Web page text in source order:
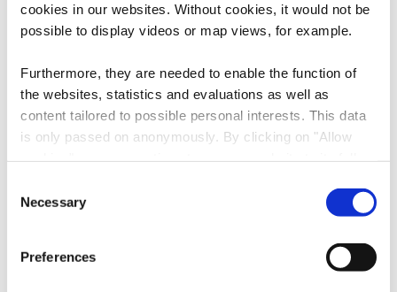
cookies in our websites. Without cookies, it would not be
possible to display videos or map views, for example.
Furthermore, they are needed to enable the function of
the websites, statistics and evaluations as well as
content tailored to possible personal interests. This data
is only passed on anonymously. By clicking on "Allow
possible later deactivation in our
at any
Selection
Necessary
Preferences
Carreau de la mine Walert
L-3714 Rumelange
Auf Karte anzeigen
E-Mail: